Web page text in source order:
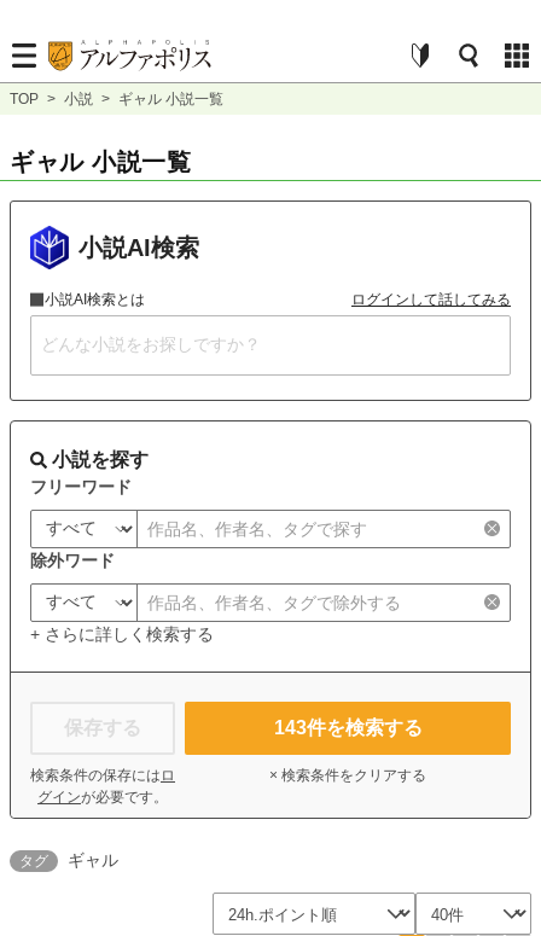
TOP > 小説 > ギャル 小説一覧
ギャル 小説一覧
小説AI検索
小説AI検索とは ログインして話してみる
小説を探す
フリーワード
除外ワード
+ さらに詳しく検索する
保存する
検索条件の保存には ロ
グインが必要です。
143件を検索する
× 検索条件をクリアする
タグ ギャル